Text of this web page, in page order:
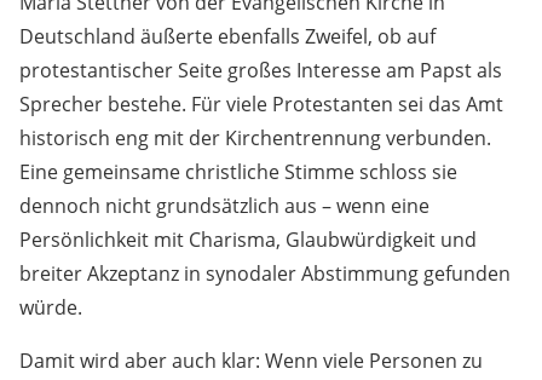
Deutschland äußerte ebenfalls Zweifel, ob auf
protestantischer Seite großes Interesse am Papst als
Sprecher bestehe. Für viele Protestanten sei das Amt
historisch eng mit der Kirchentrennung verbunden.
Eine gemeinsame christliche Stimme schloss sie
dennoch nicht grundsätzlich aus – wenn eine
Persönlichkeit mit Charisma, Glaubwürdigkeit und
breiter Akzeptanz in synodaler Abstimmung gefunden
würde.
Damit wird aber auch klar: Wenn viele Personen zu